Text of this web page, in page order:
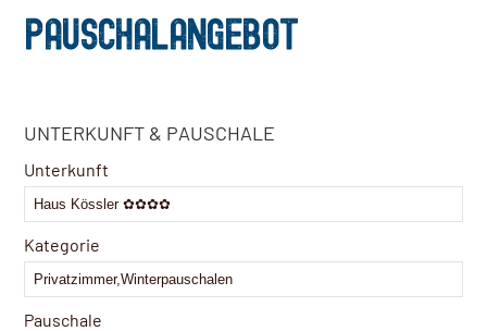
PAUSCHALANGEBOT
UNTERKUNFT & PAUSCHALE
Unterkunft
Kategorie
Pauschale